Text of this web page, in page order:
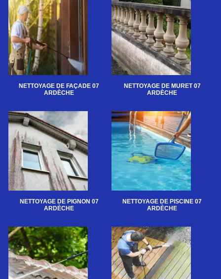
NETTOYAGE DE FAÇADE 07
ARDÈCHE
NETTOYAGE DE MURET 07
ARDÈCHE
NETTOYAGE DE PIGNON 07
ARDÈCHE
NETTOYAGE DE PISCINE 07
ARDÈCHE